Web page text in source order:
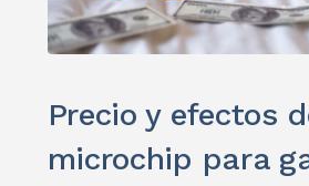
Precio y efectos
microchip para